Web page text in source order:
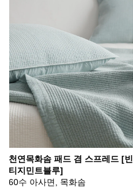
천연목화솜 패드 겸 스프레드 [빈
티지민트블루]
60수 아사면, 목화솜